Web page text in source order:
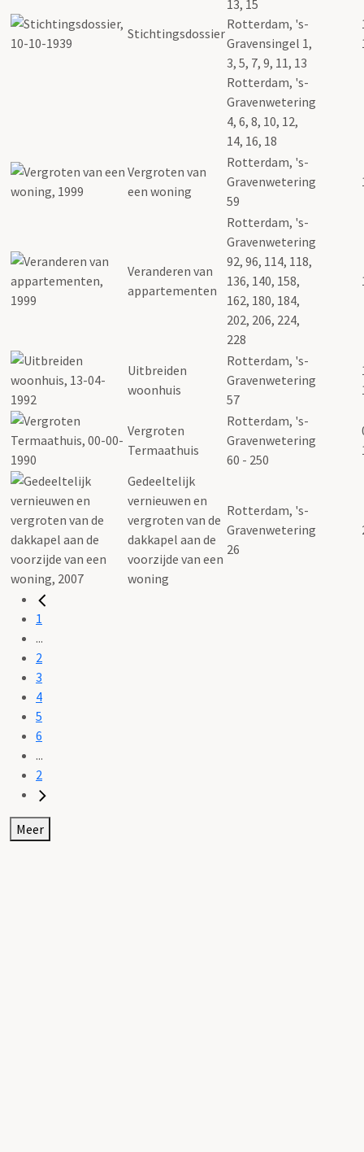
Stichtingsdossier
13, 15
Rotterdam, 's-
Gravensingel 1,
3, 5, 7, 9, 11, 13
Rotterdam, 's-
Gravenwetering
4, 6, 8, 10, 12,
14, 16, 18
Vergroten van
een woning
Rotterdam, 's-
Gravenwetering
59
Veranderen van
appartementen
Rotterdam, 's-
Gravenwetering
92, 96, 114, 118,
136, 140, 158,
162, 180, 184,
202, 206, 224,
228
Uitbreiden
woonhuis
Rotterdam, 's-
Gravenwetering
57
Vergroten
Termaathuis
Rotterdam, 's-
Gravenwetering
60 - 250
Gedeeltelijk
vernieuwen en
vergroten van de
dakkapel aan de
voorzijde van een
woning
Rotterdam, 's-
Gravenwetering
26
1
...
2
3
4
5
6
...
2
Meer